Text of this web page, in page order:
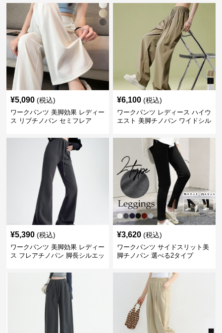
¥5,090 (税込)
ワークパンツ 美脚効果 レディー
ス リブチノパン セミフレア
¥6,100 (税込)
ワークパンツ レディース ハイウ
エスト 美脚チノパン ワイドシル
¥5,390 (税込)
ワークパンツ 美脚効果 レディー
ス フレアチノパン 脚長シルエッ
¥3,620 (税込)
ワークパンツ サイドスリット美
脚チノパン 選べる2タイプ